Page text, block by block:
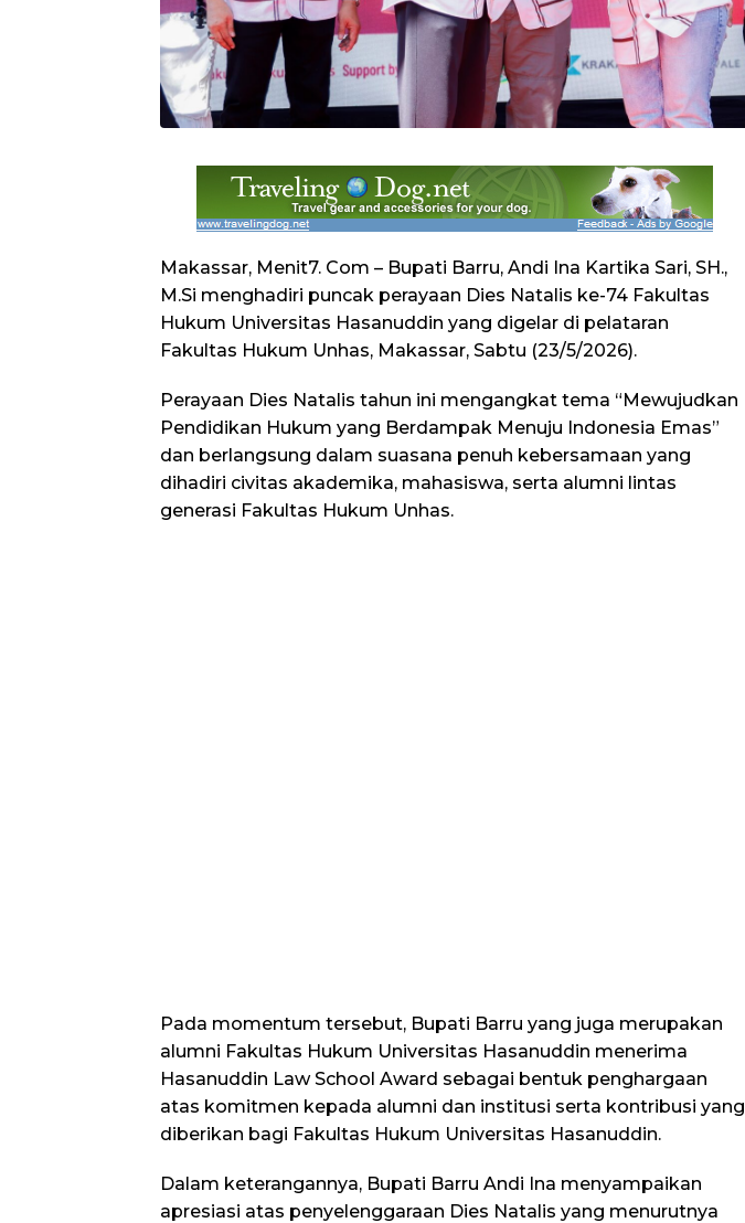
Makassar, Menit7. Com – Bupati Barru, Andi Ina Kartika Sari, SH.,
M.Si menghadiri puncak perayaan Dies Natalis ke-74 Fakultas
Hukum Universitas Hasanuddin yang digelar di pelataran
Fakultas Hukum Unhas, Makassar, Sabtu (23/5/2026).
Perayaan Dies Natalis tahun ini mengangkat tema “Mewujudkan
Pendidikan Hukum yang Berdampak Menuju Indonesia Emas”
dan berlangsung dalam suasana penuh kebersamaan yang
dihadiri civitas akademika, mahasiswa, serta alumni lintas
generasi Fakultas Hukum Unhas.
Pada momentum tersebut, Bupati Barru yang juga merupakan
alumni Fakultas Hukum Universitas Hasanuddin menerima
Hasanuddin Law School Award sebagai bentuk penghargaan
atas komitmen kepada alumni dan institusi serta kontribusi yang
diberikan bagi Fakultas Hukum Universitas Hasanuddin.
Dalam keterangannya, Bupati Barru Andi Ina menyampaikan
apresiasi atas penyelenggaraan Dies Natalis yang menurutnya